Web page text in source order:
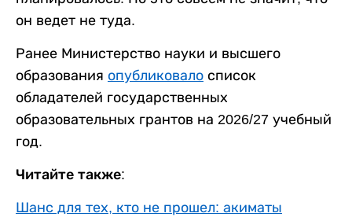
он ведет не туда.
Ранее Министерство науки и высшего
образования опубликовало список
обладателей государственных
образовательных грантов на 2026/27 учебный
год.
Читайте также:
Шанс для тех, кто не прошел: акиматы